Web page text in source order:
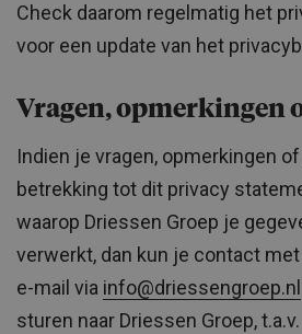
Check daarom regelmatig het
voor een update van het
Vragen, opmerkingen
Indien je vragen, opmerkingen
betrekking tot dit privacy
waarop Driessen Groep je
verwerkt, dan kun je contact
e-mail via info@driessengroep.nl
sturen naar Driessen Groep,